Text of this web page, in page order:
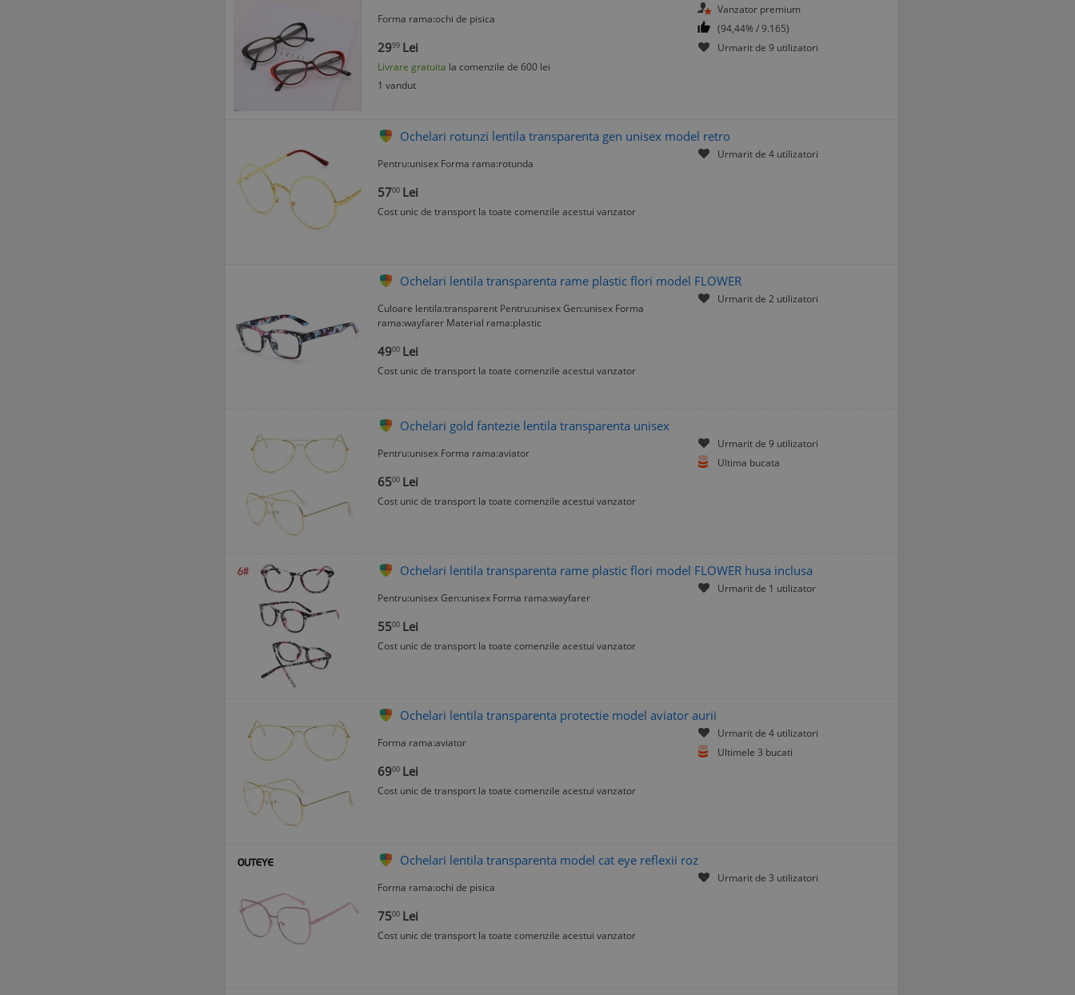
Forma rama:ochi de pisica
2999 Lei
Livrare gratuita la comenzile de 600 lei
1 vandut
Vanzator premium
(94,44% / 9.165)
Urmarit de 9 utilizatori
Ochelari rotunzi lentila transparenta gen unisex model retro
Pentru:unisex Forma rama:rotunda
5700 Lei
Cost unic de transport la toate comenzile acestui vanzator
Urmarit de 4 utilizatori
Ochelari lentila transparenta rame plastic flori model FLOWER
Culoare lentila:transparent Pentru:unisex Gen:unisex Forma
rama:wayfarer Material rama:plastic
4900 Lei
Cost unic de transport la toate comenzile acestui vanzator
Urmarit de 2 utilizatori
Ochelari gold fantezie lentila transparenta unisex
Pentru:unisex Forma rama:aviator
6500 Lei
Cost unic de transport la toate comenzile acestui vanzator
Urmarit de 9 utilizatori
Ultima bucata
Ochelari lentila transparenta rame plastic flori model FLOWER husa inclusa
Pentru:unisex Gen:unisex Forma rama:wayfarer
5500 Lei
Cost unic de transport la toate comenzile acestui vanzator
Urmarit de 1 utilizator
Ochelari lentila transparenta protectie model aviator aurii
Forma rama:aviator
6900 Lei
Cost unic de transport la toate comenzile acestui vanzator
Urmarit de 4 utilizatori
Ultimele 3 bucati
Ochelari lentila transparenta model cat eye reflexii roz
Forma rama:ochi de pisica
7500 Lei
Cost unic de transport la toate comenzile acestui vanzator
Urmarit de 3 utilizatori